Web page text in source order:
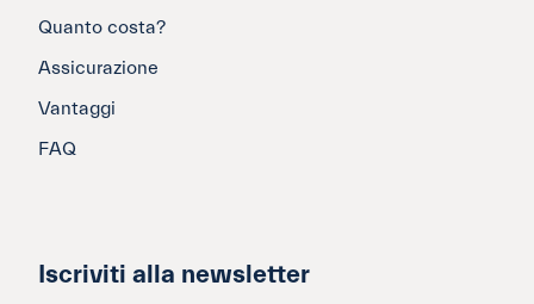
Quanto costa?
Assicurazione
Vantaggi
FAQ
Iscriviti alla newsletter